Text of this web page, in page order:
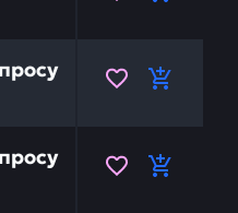
инвестиция в
инвестиция в